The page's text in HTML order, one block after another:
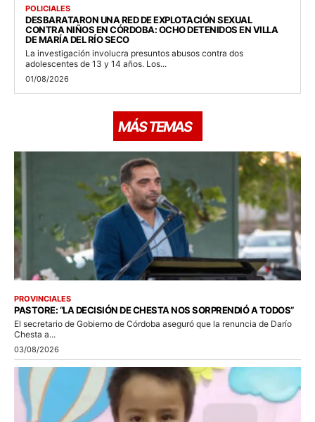
POLICIALES
DESBARATARON UNA RED DE EXPLOTACIÓN SEXUAL
CONTRA NIÑOS EN CÓRDOBA: OCHO DETENIDOS EN VILLA
DE MARÍA DEL RÍO SECO
La investigación involucra presuntos abusos contra dos
adolescentes de 13 y 14 años. Los...
01/08/2026
MÁS TEMAS
PROVINCIALES
PASTORE: “LA DECISIÓN DE CHESTA NOS SORPRENDIÓ A TODOS”
El secretario de Gobierno de Córdoba aseguró que la renuncia de Darío
Chesta a...
03/08/2026